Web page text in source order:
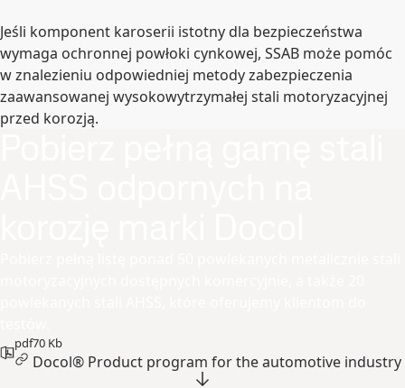
Jeśli komponent karoserii istotny dla bezpieczeństwa
wymaga ochronnej powłoki cynkowej, SSAB może pomóc
w znalezieniu odpowiedniej metody zabezpieczenia
zaawansowanej wysokowytrzymałej stali motoryzacyjnej
przed korozją.
pdf70 Kb
Docol® Product program for the automotive industry